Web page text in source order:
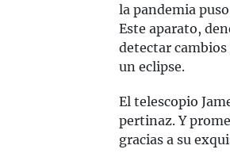
la pandemia
Este aparato,
detectar
un eclipse.
El telescopio
pertinaz. Y
gracias a su